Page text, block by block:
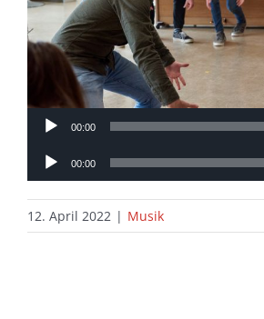
Audio-
00:00
Audio-
Player
00:00
12. April 2022 | Musik